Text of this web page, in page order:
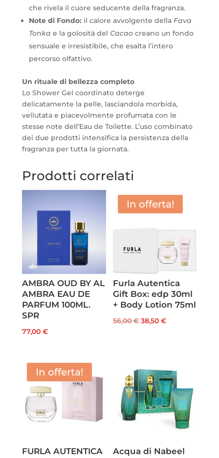
che rivela il cuore seducente della fragranza.
Note di Fondo: il calore avvolgente della Fava
Tonka e la golosità del Cacaocreano un fondo
sensuale e irresistibile, che esalta l’intero
percorso olfattivo.
Un rituale di bellezza completo
Lo Shower Gel coordinato deterge
delicatamente la pelle, lasciandola morbida,
vellutata e piacevolmente profumata con le
stesse note dell’Eau de Toilette. L’uso combinato
dei due prodotti intensifica la persistenza della
fragranza per tutta la giornata.
Prodotti correlati
AMBRA OUD BY AL
AMBRA EAU DE
PARFUM 100ML.
SPR
77,00 €
In offerta!
Furla Autentica
Gift Box: edp 30ml
+ Body Lotion 75ml
56,00€ Il
56,00 €.
38,50€Il
38,50 €.
In offerta!
FURLA AUTENTICA
Acqua di Nabeel